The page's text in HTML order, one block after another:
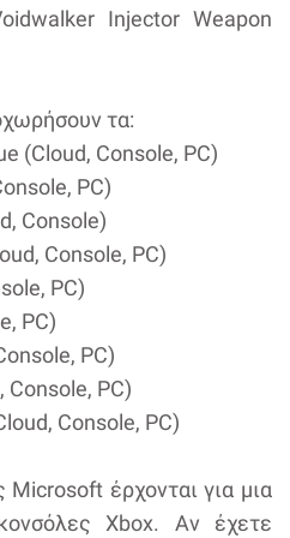
Injector Weapon
τα:
(Cloud, Console, PC)
PC)
Console)
Console, PC)
PC)
PC)
PC)
Console, PC)
Console, PC)
έρχονται για μια
Xbox. Αν έχετε